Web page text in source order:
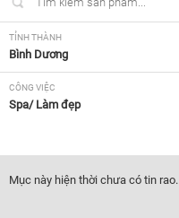
TỈNH THÀNH
Bình Dương
CÔNG VIỆC
Spa/ Làm đẹp
Tất cả
Mục này hiện thời chưa có tin rao.